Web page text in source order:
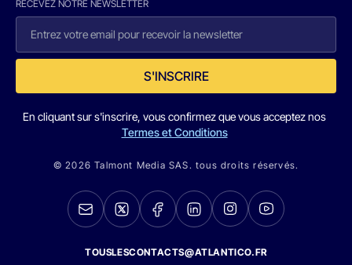
RECEVEZ NOTRE NEWSLETTER
S'INSCRIRE
En cliquant sur s'inscrire, vous confirmez que vous acceptez nos
Termes et Conditions
© 2026 Talmont Media SAS. tous droits réservés.
TOUSLESCONTACTS@ATLANTICO.FR